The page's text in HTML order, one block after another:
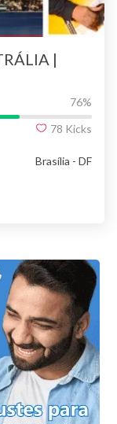
|
76%
78 Kicks
Brasília - DF